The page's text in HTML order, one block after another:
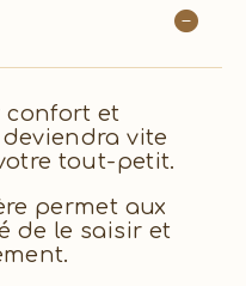
et
vite
tout-petit.
permet aux
de le saisir et